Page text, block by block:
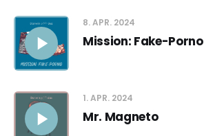
8. APR. 2024
Mission: Fake-Porno
1. APR. 2024
Mr. Magneto